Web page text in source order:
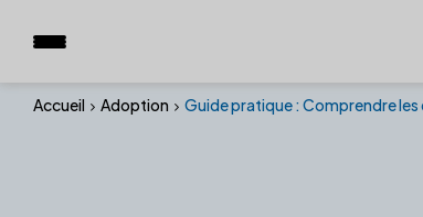
Accueil Adoption Guide pratique : Comprendre